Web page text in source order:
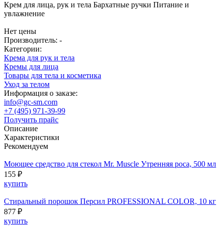
Крем для лица, рук и тела Бархатные ручки Питание и
увлажнение
Нет цены
Производитель: -
Категории:
Крема для рук и тела
Кремы для лица
Товары для тела и косметика
Уход за телом
Информация о заказе:
info@gc-sm.com
+7 (495) 971-39-99
Получить прайс
Описание
Характеристики
Рекомендуем
Моющее средство для стекол Mr. Muscle Утренняя роса, 500 мл
155 ₽
купить
Стиральный порошок Персил PROFESSIONAL COLOR, 10 кг
877 ₽
купить